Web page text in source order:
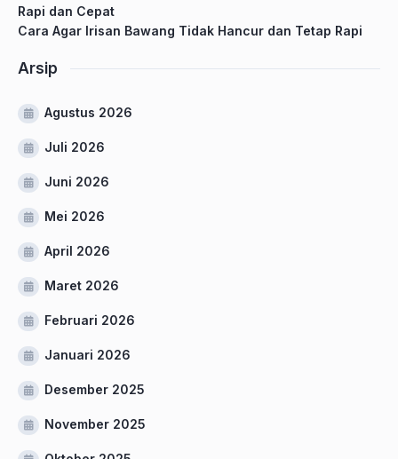
Rapi dan Cepat
Cara Agar Irisan Bawang Tidak Hancur dan Tetap Rapi
Arsip
Agustus 2026
Juli 2026
Juni 2026
Mei 2026
April 2026
Maret 2026
Februari 2026
Januari 2026
Desember 2025
November 2025